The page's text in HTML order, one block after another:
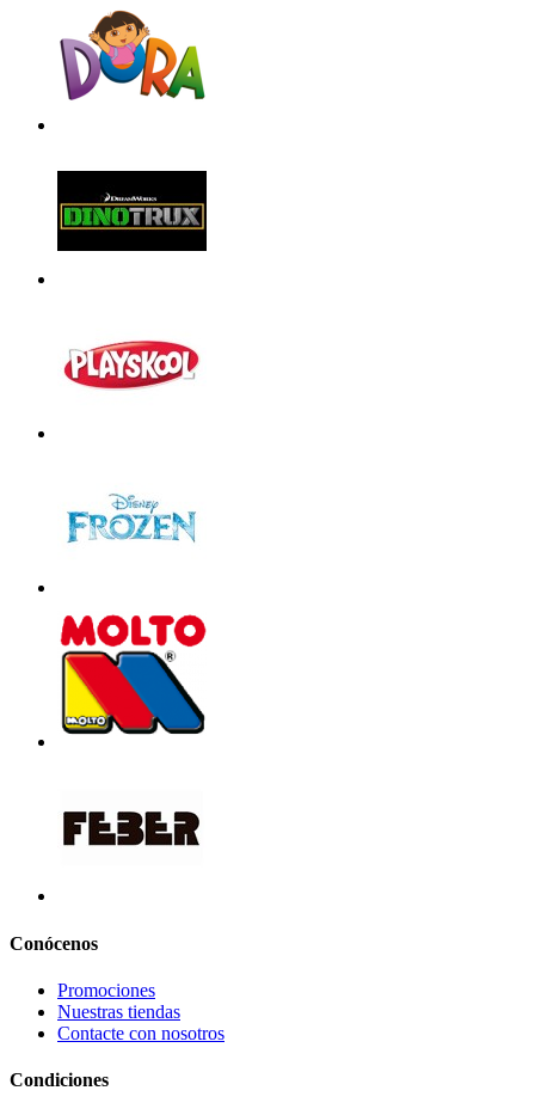
Conócenos
Promociones
Nuestras tiendas
Contacte con nosotros
Condiciones